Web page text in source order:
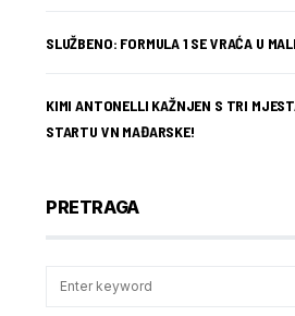
SLUŽBENO: FORMULA 1 SE VRAĆA U
KIMI ANTONELLI KAŽNJEN S TRI
STARTU VN MAĐARSKE!
PRETRAGA